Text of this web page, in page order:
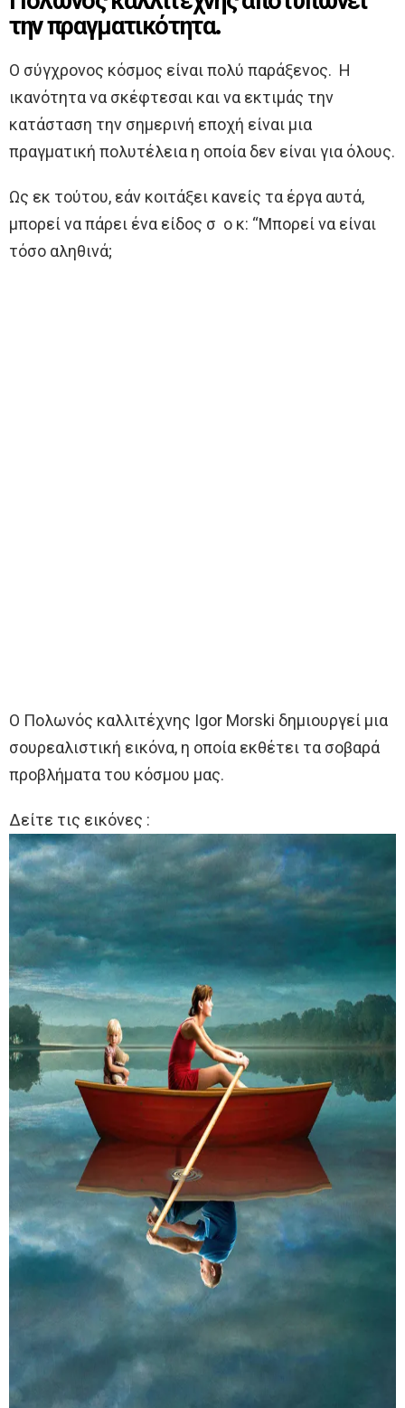
την πραγματικότητα.
Ο σύγχρονος κόσμος είναι πολύ παράξενος. Η
ικανότητα να σκέφτεσαι και να εκτιμάς την
κατάσταση την σημερινή εποχή είναι μια
πραγματική πολυτέλεια η οποία δεν είναι για όλους.
Ως εκ τούτου, εάν κοιτάξει κανείς τα έργα αυτά,
μπορεί να πάρει ένα είδος σ ο κ: “Μπορεί να είναι
τόσο αληθινά;
Ο Πολωνός καλλιτέχνης Igor Morski δημιουργεί μια
σουρεαλιστική εικόνα, η οποία εκθέτει τα σοβαρά
προβλήματα του κόσμου μας.
Δείτε τις εικόνες :